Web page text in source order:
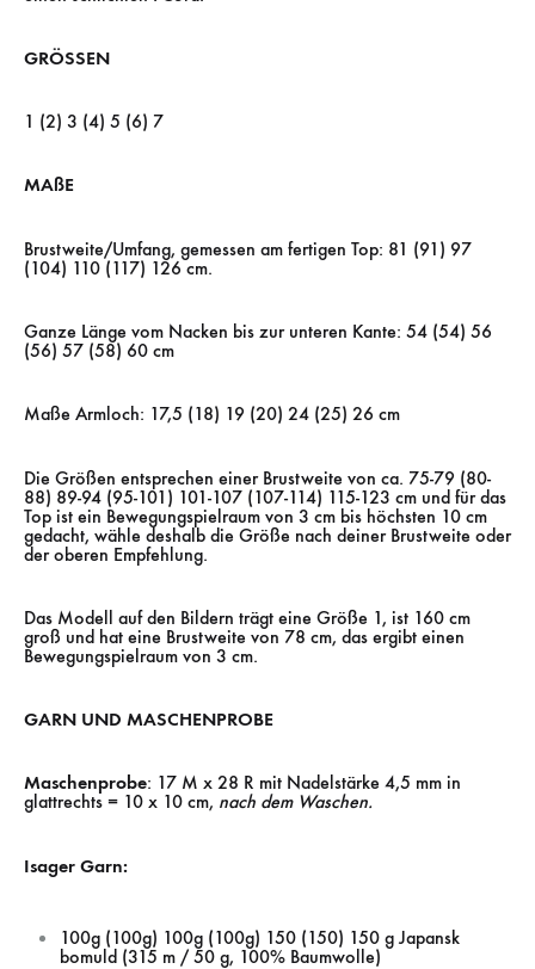
GRÖSSEN
1 (2) 3 (4) 5 (6) 7
MAßE
Brustweite/Umfang, gemessen am fertigen Top: 81 (91) 97
(104) 110 (117) 126 cm.
Ganze Länge vom Nacken bis zur unteren Kante: 54 (54) 56
(56) 57 (58) 60 cm
Maße Armloch: 17,5 (18) 19 (20) 24 (25) 26 cm
Die Größen entsprechen einer Brustweite von ca. 75-79 (80-
88) 89-94 (95-101) 101-107 (107-114) 115-123 cm und für das
Top ist ein Bewegungspielraum von 3 cm bis höchsten 10 cm
gedacht, wähle deshalb die Größe nach deiner Brustweite oder
der oberen Empfehlung.
Das Modell auf den Bildern trägt eine Größe 1, ist 160 cm
groß und hat eine Brustweite von 78 cm, das ergibt einen
Bewegungspielraum von 3 cm.
GARN UND MASCHENPROBE
Maschenprobe: 17 M x 28 R mit Nadelstärke 4,5 mm in
glattrechts = 10 x 10 cm, nach dem Waschen.
Isager Garn:
100g (100g) 100g (100g) 150 (150) 150 g Japansk
bomuld (315 m / 50 g, 100% Baumwolle)